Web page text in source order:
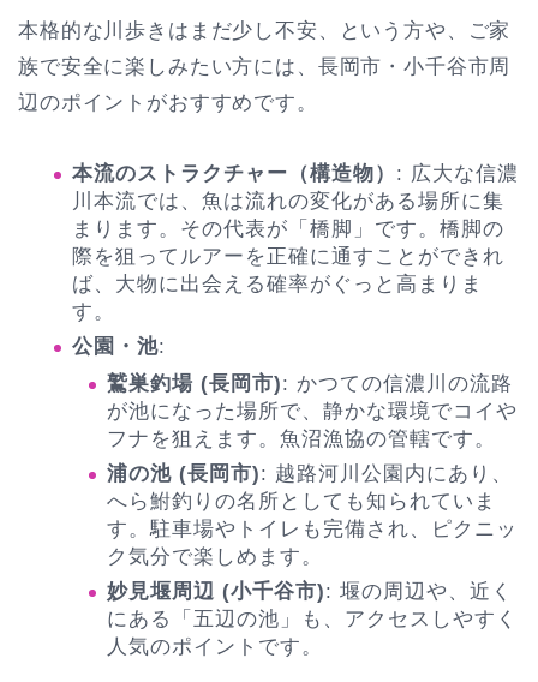
本格的な川歩きはまだ少し不安、という方や、ご家
族で安全に楽しみたい方には、長岡市・小千谷市周
辺のポイントがおすすめです。
本流のストラクチャー（構造物） : 広大な信濃
川本流では、魚は流れの変化がある場所に集
まります。その代表が「橋脚」です。橋脚の
際を狙ってルアーを正確に通すことができれ
ば、大物に出会える確率がぐっと高まりま
す。
公園・池:
鷲巣釣場 (長岡市): かつての信濃川の流路
が池になった場所で、静かな環境でコイや
フナを狙えます。魚沼漁協の管轄です。
浦の池 (長岡市): 越路河川公園内にあり、
へら鮒釣りの名所としても知られていま
す。駐車場やトイレも完備され、ピクニッ
ク気分で楽しめます。
妙見堰周辺 (小千谷市): 堰の周辺や、近く
にある「五辺の池」も、アクセスしやすく
人気のポイントです。